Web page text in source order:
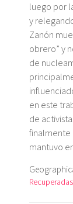
luego por
y
Zanón
obrero” y
de
en este
de
finalmente
mantuvo
Recuperadas